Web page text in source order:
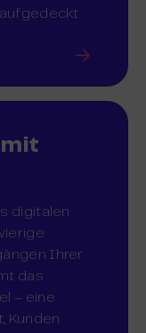
mit
digitalen
Ihrer
das
– eine
Kunden